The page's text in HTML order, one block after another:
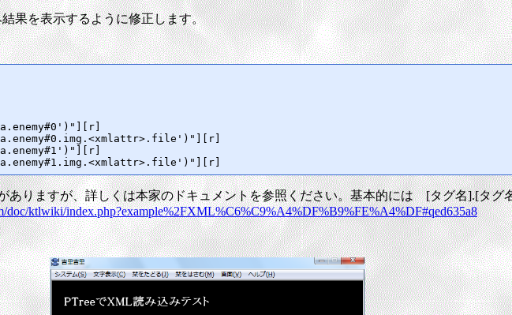
果を表示するように修正します。
ありますが、詳しくは本家のドキュメントを参照ください。基本的には [タグ名].[タ
doc/ktlwiki/index.php?example%2FXML%C6%C9%A4%DF%B9%FE%A4%DF#qed635a8